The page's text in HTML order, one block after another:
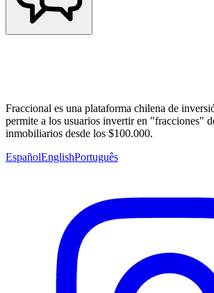
Fraccional es una plataforma chilena de
permite a los usuarios invertir en "fracciones"
inmobiliarios desde los $100.000.
EspañolEnglishPortuguês